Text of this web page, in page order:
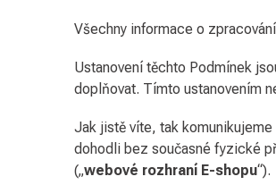
Všechny informace o
Ustanovení těchto Podmínek
doplňovat. Tímto ustanovením
Jak jistě víte, tak
dohodli bez současné fyzické
(„webové rozhraní E-shopu“).